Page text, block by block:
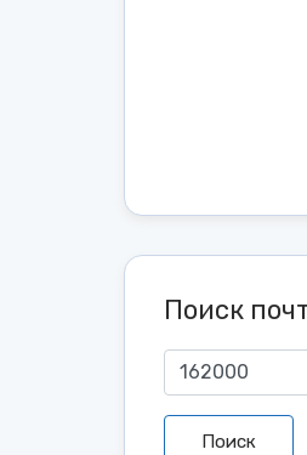
Поиск
Поиск